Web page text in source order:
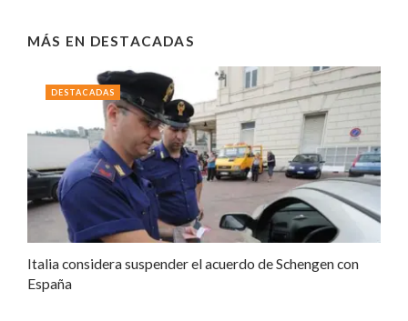
MÁS EN DESTACADAS
Italia considera suspender el acuerdo de Schengen con
España
DESTACADAS